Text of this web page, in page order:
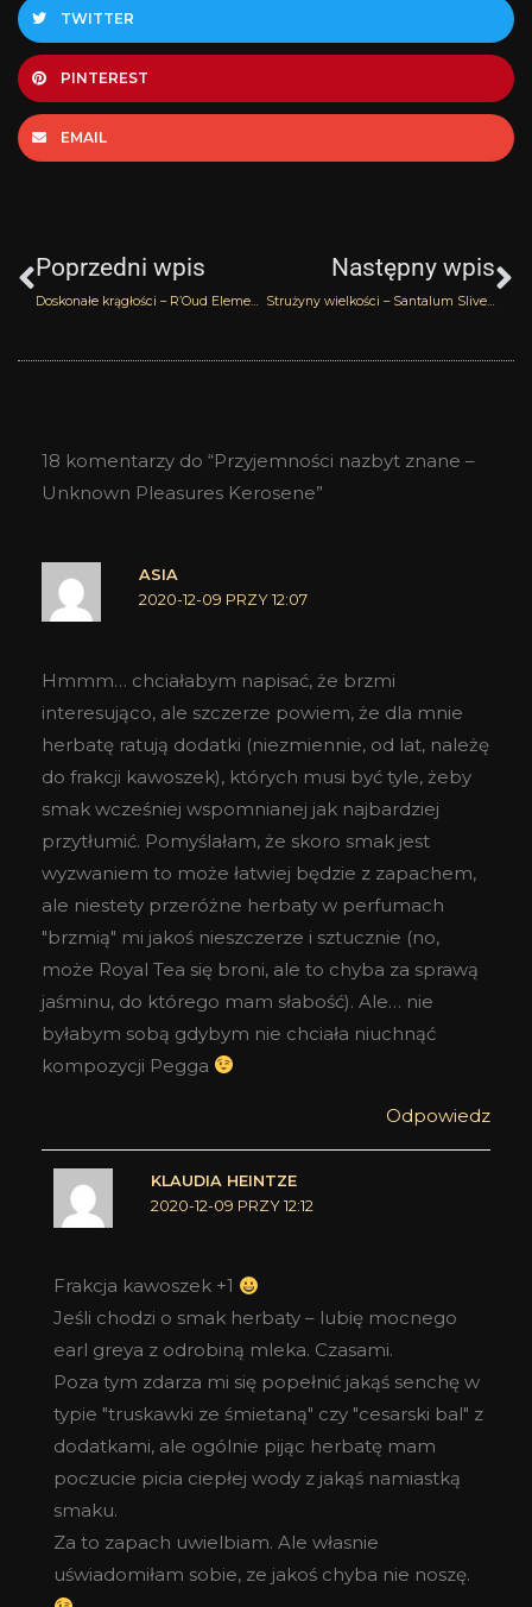
TWITTER
PINTEREST
EMAIL
Poprzedni wpis
Doskonałe krągłości – R’Oud Elements Kerosene
Następny wpis
Strużyny wielkości – Santalum Slivers
18 komentarzy do “Przyjemności nazbyt znane –
Unknown Pleasures Kerosene”
ASIA
2020-12-09 PRZY 12:07
Hmmm… chciałabym napisać, że brzmi
interesująco, ale szczerze powiem, że dla mnie
herbatę ratują dodatki (niezmiennie, od lat, należę
do frakcji kawoszek), których musi być tyle, żeby
smak wcześniej wspomnianej jak najbardziej
przytłumić. Pomyślałam, że skoro smak jest
wyzwaniem to może łatwiej będzie z zapachem,
ale niestety przeróżne herbaty w perfumach
"brzmią" mi jakoś nieszczerze i sztucznie (no,
może Royal Tea się broni, ale to chyba za sprawą
jaśminu, do którego mam słabość). Ale… nie
byłabym sobą gdybym nie chciała niuchnąć
kompozycji Pegga
Odpowiedz
KLAUDIA HEINTZE
2020-12-09 PRZY 12:12
Frakcja kawoszek +1
Jeśli chodzi o smak herbaty – lubię mocnego
earl greya z odrobiną mleka. Czasami.
Poza tym zdarza mi się popełnić jakąś senchę w
typie "truskawki ze śmietaną" czy "cesarski bal" z
dodatkami, ale ogólnie pijąc herbatę mam
poczucie picia ciepłej wody z jakąś namiastką
smaku.
Za to zapach uwielbiam. Ale własnie
uświadomiłam sobie, ze jakoś chyba nie noszę.